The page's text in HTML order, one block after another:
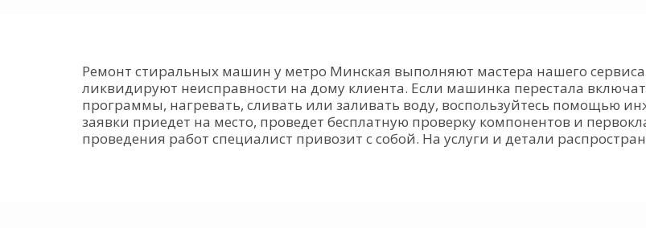
Ремонт стиральных машин у метро Минская выполняют мастера нашего
ликвидируют неисправности на дому клиента. Если машинка перестала
программы, нагревать, сливать или заливать воду, воспользуйтесь помощью
заявки приедет на место, проведет бесплатную проверку компонентов и
проведения работ специалист привозит с собой. На услуги и детали